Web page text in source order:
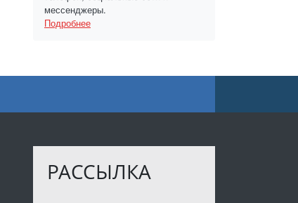
мессенджеры.
Подробнее
РАССЫЛКА